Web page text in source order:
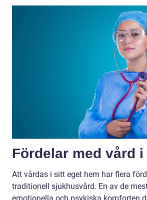
Fördelar med vård
Att vårdas i sitt eget hem har flera
traditionell sjukhusvård. En av de